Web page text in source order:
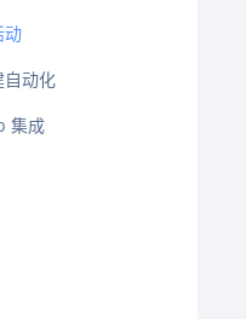
动
自动化
集成